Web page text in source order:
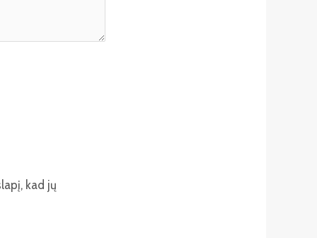
kad jų